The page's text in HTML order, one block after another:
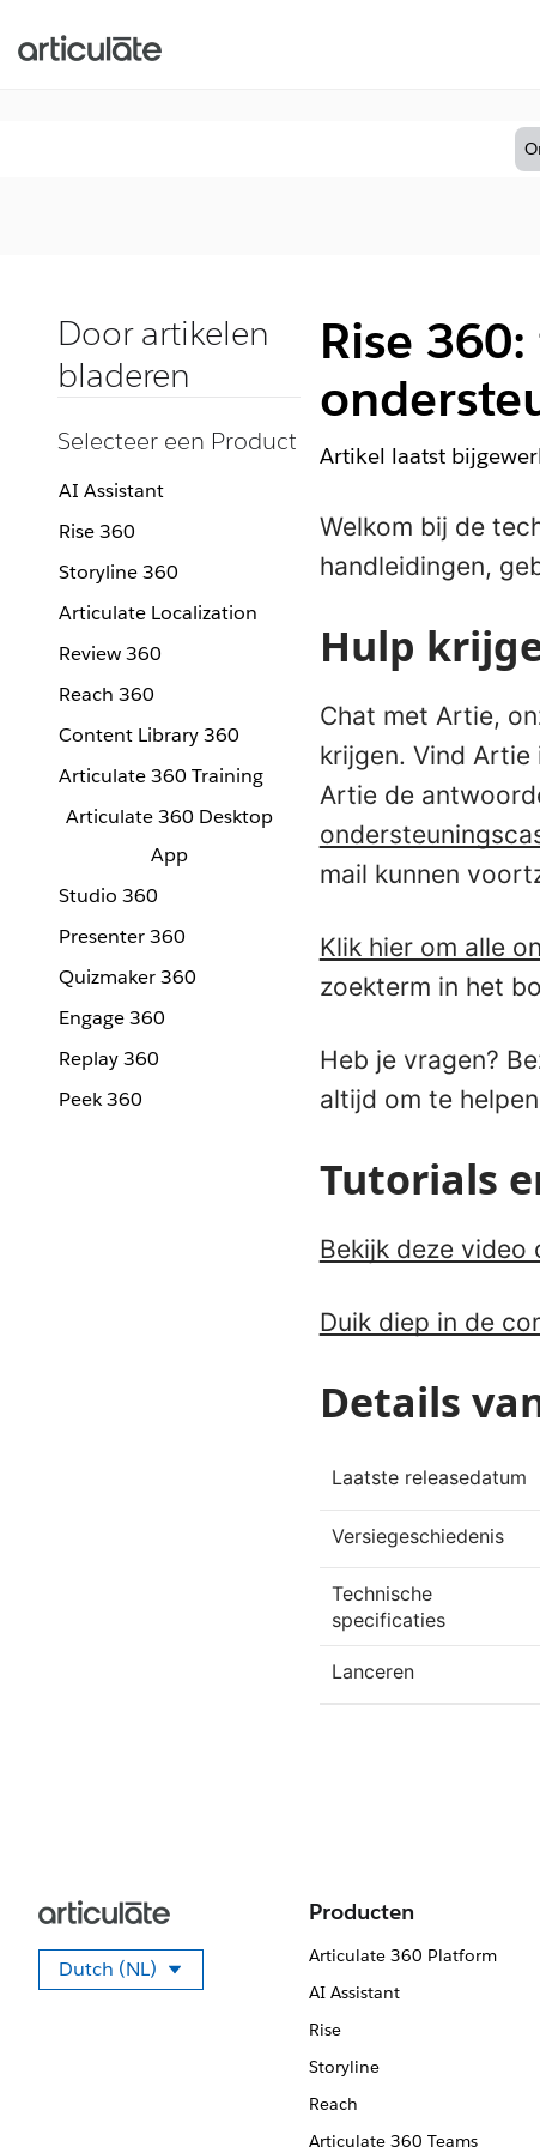
Door artikelen
bladeren
Selecteer een Product
AI Assistant
Rise 360
Storyline 360
Articulate Localization
Review 360
Reach 360
Content Library 360
Articulate 360 Training
Articulate 360 Desktop
App
Studio 360
Presenter 360
Quizmaker 360
Engage 360
Replay 360
Peek 360
Rise
Artikel laatst
Welkom bij de
handleidingen,
Hulp
Chat met Artie,
krijgen. Vind
Artie de
mail kunnen
Klik hier om alle
zoekterm in het
Heb je vragen?
altijd om te
Tutorials
Bekijk deze video
Duik diep in de
Details
Laatste releasedatum
Versiegeschiedenis
Technische
specificaties
Lanceren
Dutch (NL)
Selecteer uw taal.
Producten
Articulate 360 Platform
AI Assistant
Rise
Storyline
Reach
Articulate 360 Teams